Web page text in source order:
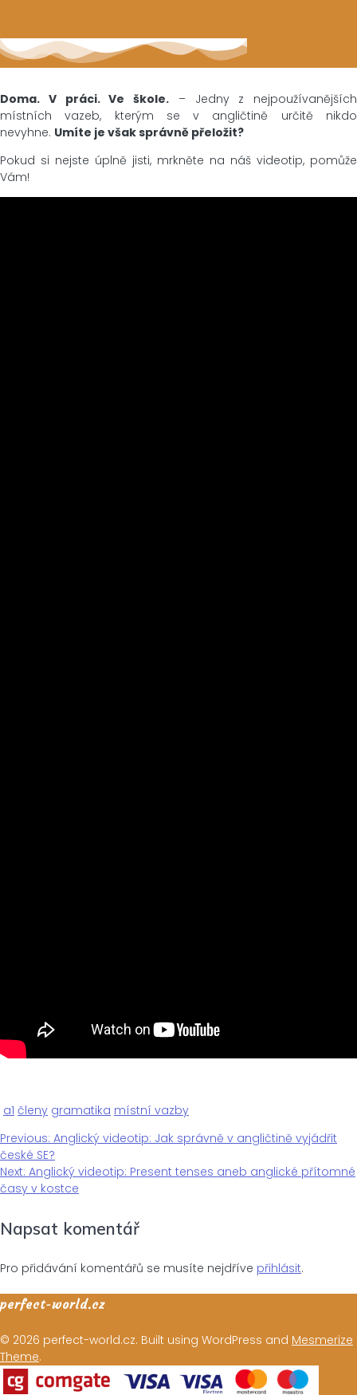
Doma. V práci. Ve škole. – Jedny z nejpoužívanějších
místních vazeb, kterým se v angličtině určitě nikdo
nevyhne. Umíte je však správně přeložit?
Pokud si nejste úplně jisti, mrkněte na náš videotip, pomůže
Vám!
a1 členy gramatika místní vazby
Navigace
pro
příspěvek
Previous: Previous
post:
Anglický videotip: Jak správně v angličtině vyjádřit
české SE?
Next: Next
post:
Anglický videotip: Present tenses aneb anglické přítomné
časy v kostce
Napsat komentář
Pro přidávání komentářů se musíte nejdříve přihlásit.
perfect-world.cz
© 2026 perfect-world.cz. Built using WordPress and Mesmerize
Theme.